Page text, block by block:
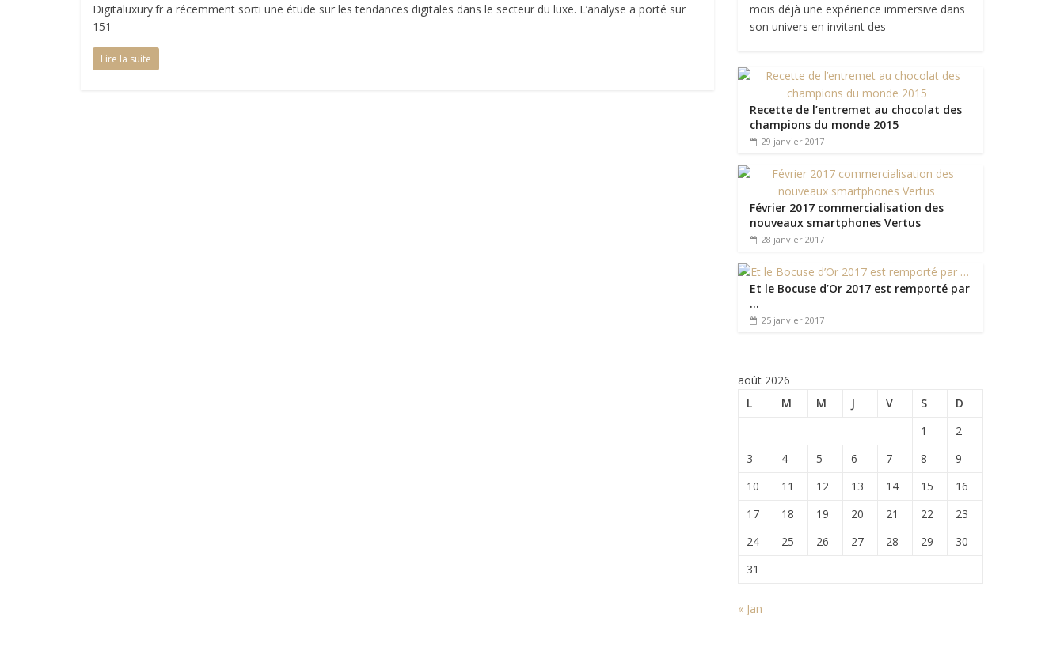
Digitaluxury.fr a récemment sorti une étude sur les tendances digitales dans le secteur du luxe. L’analyse a porté sur
151
Lire la suite
mois déjà une expérience immersive dans
son univers en invitant des
Recette de l’entremet au chocolat des
champions du monde 2015
29 janvier 2017
Février 2017 commercialisation des
nouveaux smartphones Vertus
28 janvier 2017
Et le Bocuse d’Or 2017 est remporté par
…
25 janvier 2017
août 2026
L
M M J V S
D
1
2
3
4 5 6 7 8
9
10
11 12 13 14 15
16
17
18 19 20 21 22
23
24
25 26 27 28 29
30
31
« Jan